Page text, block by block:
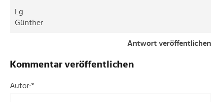
Lg
Günther
Antwort veröffentlichen
Kommentar veröffentlichen
Autor:*